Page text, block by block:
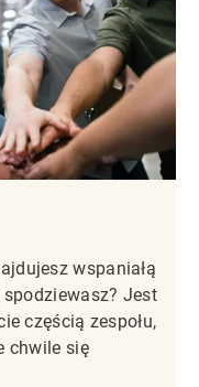
wspaniałą
Jest
częścią zespołu,
chwile się